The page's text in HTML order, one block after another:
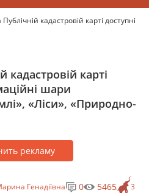
кадастровій карті доступні
кадастровій карті
шари
«Ліси», «Природно-
рекламу
Генадіївна 3
0 5465